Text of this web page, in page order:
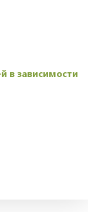
в зависимости